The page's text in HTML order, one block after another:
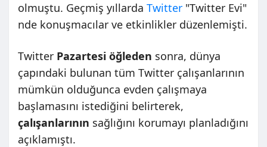
olmuştu. Geçmiş yıllarda Twitter "Twitter Evi"
nde konuşmacılar ve etkinlikler düzenlemişti.
Twitter Pazartesi öğleden sonra, dünya
çapındaki bulunan tüm Twitter çalışanlarının
mümkün olduğunca evden çalışmaya
başlamasını istediğini belirterek,
çalışanlarının sağlığını korumayı planladığını
açıklamıştı.